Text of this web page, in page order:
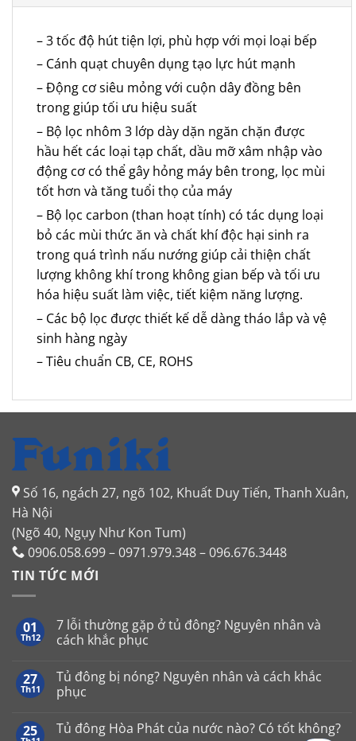
– 3 tốc độ hút tiện lợi, phù hợp với mọi loại bếp
– Cánh quạt chuyên dụng tạo lực hút mạnh
– Động cơ siêu mỏng với cuộn dây đồng bên
trong giúp tối ưu hiệu suất
– Bộ lọc nhôm 3 lớp dày dặn ngăn chặn được
hầu hết các loại tạp chất, dầu mỡ xâm nhập vào
động cơ có thể gây hỏng máy bên trong, lọc mùi
tốt hơn và tăng tuổi thọ của máy
– Bộ lọc carbon (than hoạt tính) có tác dụng loại
bỏ các mùi thức ăn và chất khí độc hại sinh ra
trong quá trình nấu nướng giúp cải thiện chất
lượng không khí trong không gian bếp và tối ưu
hóa hiệu suất làm việc, tiết kiệm năng lượng.
– Các bộ lọc được thiết kế dễ dàng tháo lắp và vệ
sinh hàng ngày
– Tiêu chuẩn CB, CE, ROHS
Số 16, ngách 27, ngõ 102, Khuất Duy Tiến, Thanh Xuân,
Hà Nội
(Ngõ 40, Ngụy Như Kon Tum)
0906.058.699 – 0971.979.348 – 096.676.3448
TIN TỨC MỚI
01
Th12
7 lỗi thường gặp ở tủ đông? Nguyên nhân và
cách khắc phục
bình
luận
ở
thường
27
Th11
Tủ đông bị nóng? Nguyên nhân và cách khắc
phục
bình
25 Tủ đông Hòa Phát của nước nào? Có tốt không?